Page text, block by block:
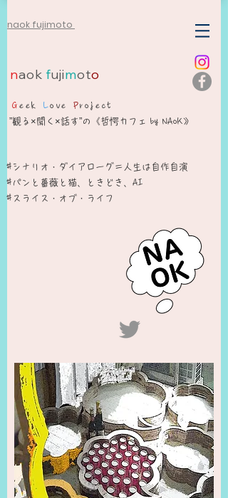
naok fujimoto
naokfujimoto
Geek Love Project
”観る×聞く×話す”の《哲愕カフェ by NAoK》
#シナリオ・ダイアローグ＝人生は自作自演​
​#パンと薔薇と猫、ときどき、AI
#スライス・オブ・ライフ